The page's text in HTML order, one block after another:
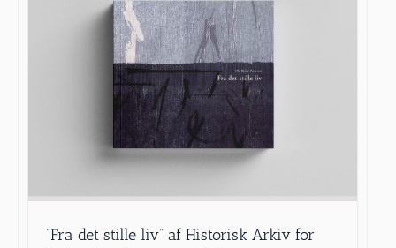
”Fra det stille liv” af Historisk Arkiv for